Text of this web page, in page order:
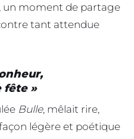
un moment de partage
tant attendue
fête »
Bulle, mêlait rire,
légère et poétique